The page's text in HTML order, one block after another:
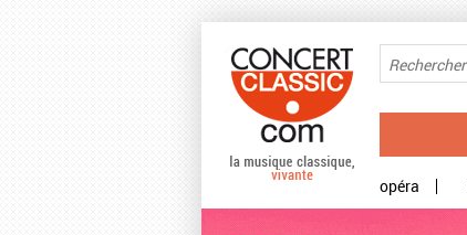
opéra